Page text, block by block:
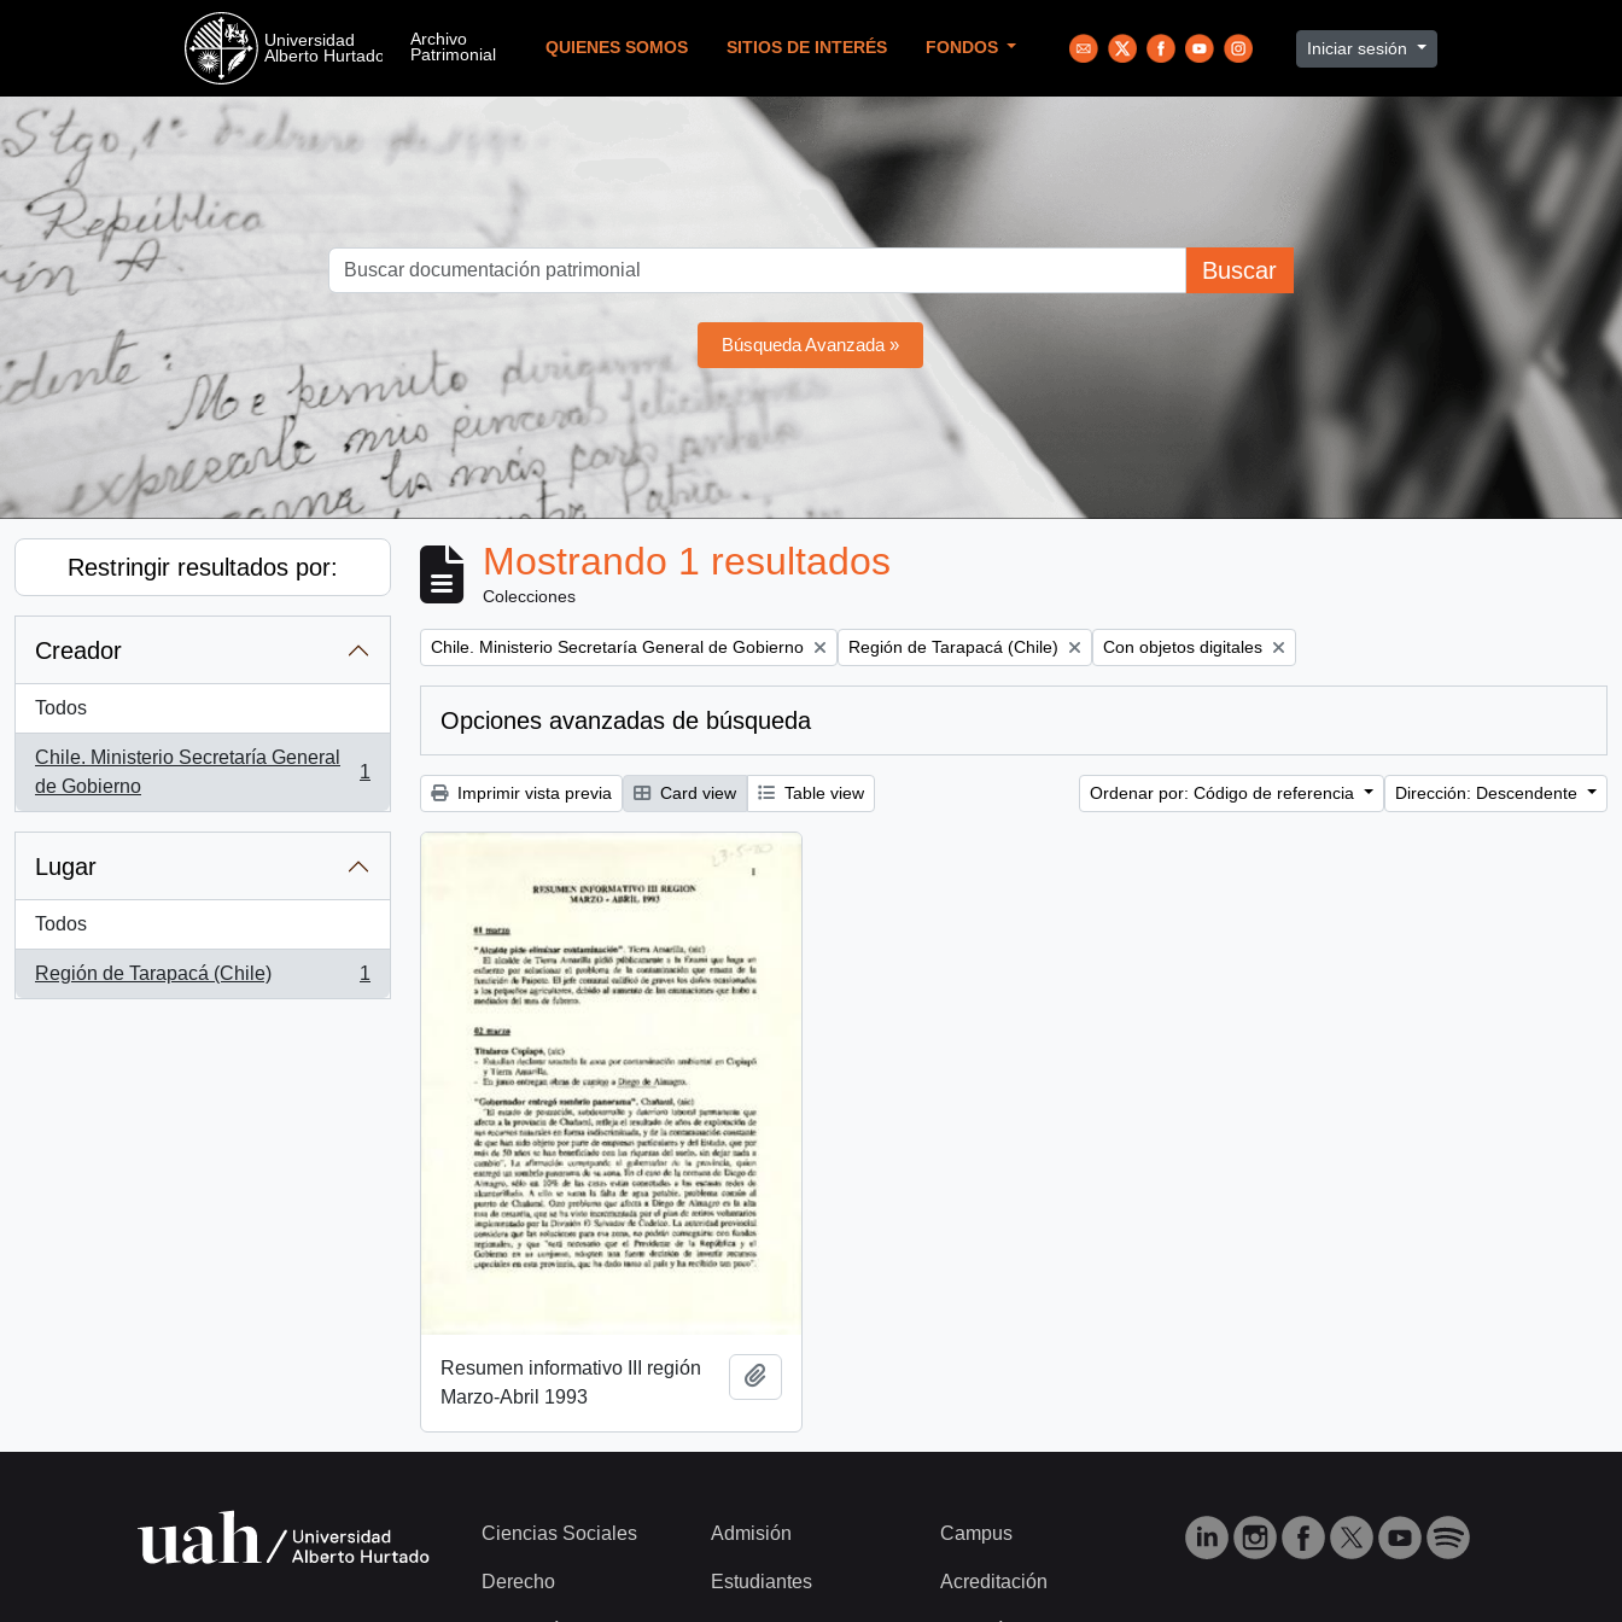
QUIENES SOMOS SITIOS DE INTERÉS FONDOS Iniciar sesión
Buscar
Búsqueda Avanzada »
Restringir resultados por:
Creador
Todos
Chile. Ministerio Secretaría General
de Gobierno
, 1 resultados
1
Lugar
Todos
Región de Tarapacá (Chile)
, 1 resultados
1
Mostrando 1 resultados
Colecciones
Remove filter:
Chile. Ministerio Secretaría General de Gobierno Remove filter:
Región de Tarapacá (Chile) Remove filter:
Con objetos digitales
Opciones avanzadas de búsqueda
Imprimir vista previa Card view Table view Ordenar por: Código de referencia Dirección: Descendente
Resumen informativo III región
Marzo-Abril 1993
Ciencias Sociales
Derecho
Admisión
Estudiantes
Campus
Acreditación